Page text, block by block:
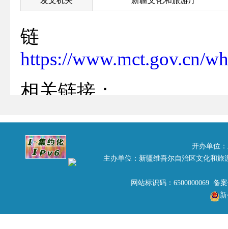
链
https://www.mct.gov.cn/
相关链接：
情防控有关税收政策
自治区文化和旅游
自治区党委宣传部
开办单位
主办单位：新疆维吾尔自治区文化和
网站标识码：6500000069 备